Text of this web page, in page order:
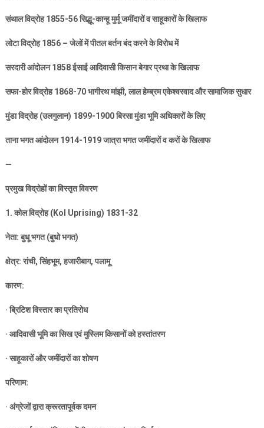
संथाल विद्रोह1855-56सिद्धू-कान्हू मुर्मू जमींदारों व साहूकारों के खिलाफ
लोटा विद्रोह1856 –जेलों में पीतल बर्तन बंद करने के विरोध में
सरदारी आंदोलन1858ईसाई आदिवासी किसान बेगार प्रथा के खिलाफ
सफा-होर विद्रोह1868-70भागीरथ मांझी,लाल हेम्ब्रम एकेश्वरवाद और सामाजिक सुधार
मुंडा विद्रोह (उलगुलान) 1899-1900बिरसा मुंडा भूमि अधिकारों के लिए
ताना भगत आंदोलन1914-1919जात्रा भगत जमींदारों व करों के खिलाफ
—
प्रमुख विद्रोहों का विस्तृत विवरण
1.कोल विद्रोह (Kol Uprising) 1831-32
नेता: बुधू भगत (बुधो भगत)
क्षेत्र: रांची,सिंहभूम,हजारीबाग,पलामू
कारण:
·ब्रिटिश विस्तार का प्रतिरोध
· आदिवासी भूमि का सिख एवं मुस्लिम किसानों को हस्तांतरण
·साहूकारों और जमींदारों का शोषण
परिणाम:
· अंग्रेजों द्वारा क्रूरतापूर्वक दमन